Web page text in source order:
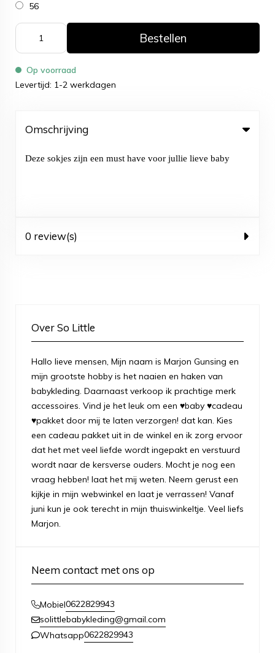
56
Bestellen
Op voorraad
Levertijd: 1-2 werkdagen
Omschrijving
Deze sokjes zijn een must have voor jullie lieve baby
0 review(s)
Over So Little
Hallo lieve mensen, Mijn naam is Marjon Gunsing en
mijn grootste hobby is het naaien en haken van
babykleding. Daarnaast verkoop ik prachtige merk
accessoires. Vind je het leuk om een ♥baby ♥cadeau
♥pakket door mij te laten verzorgen! dat kan. Kies
een cadeau pakket uit in de winkel en ik zorg ervoor
dat het met veel liefde wordt ingepakt en verstuurd
wordt naar de kersverse ouders. Mocht je nog een
vraag hebben! laat het mij weten. Neem gerust een
kijkje in mijn webwinkel en laat je verrassen! Vanaf
juni kun je ook terecht in mijn thuiswinkeltje. Veel liefs
Marjon.
Neem contact met ons op
Mobiel0622829943
solittlebabykleding@gmail.com
Whatsapp0622829943